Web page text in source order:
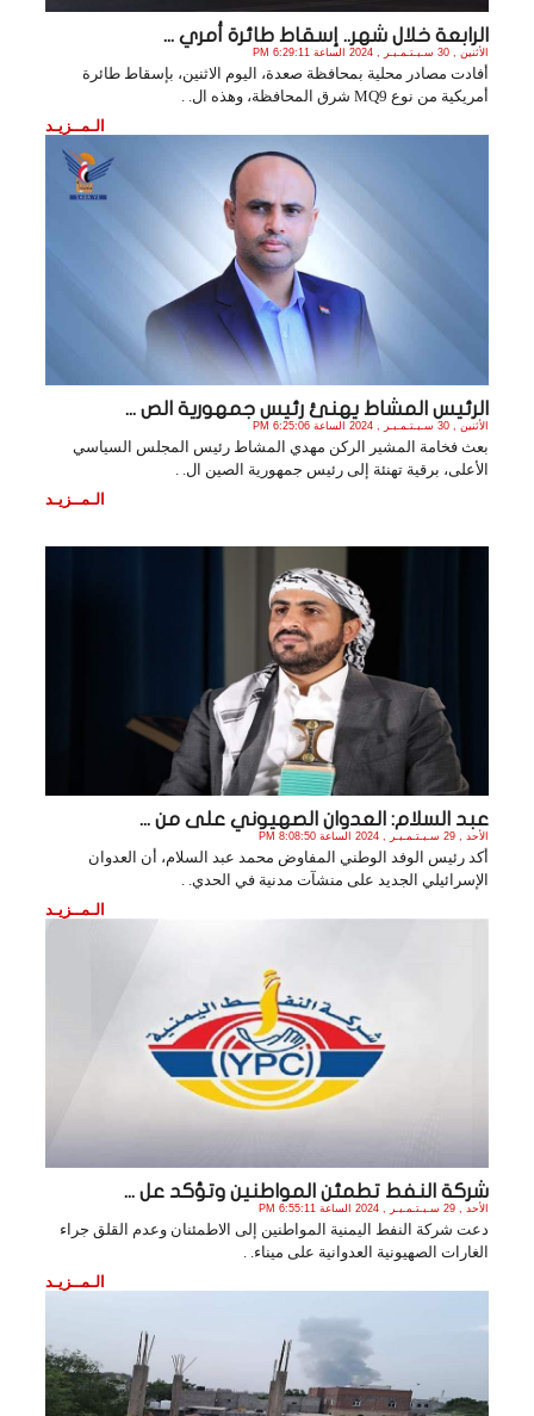
الرابعة خلال شهر.. إسقاط طائرة أمري ...
الأثنين , 30 سـبـتـمـبـر , 2024 الساعة 6:29:11 PM
أفادت مصادر محلية بمحافظة صعدة، اليوم الاثنين، بإسقاط طائرة
أمريكية من نوع MQ9 شرق المحافظة، وهذه ال. .
الـمــزيـد
الرئيس المشاط يهنئ رئيس جمهورية الص ...
الأثنين , 30 سـبـتـمـبـر , 2024 الساعة 6:25:06 PM
بعث فخامة المشير الركن مهدي المشاط رئيس المجلس السياسي
الأعلى، برقية تهنئة إلى رئيس جمهورية الصين ال. .
الـمــزيـد
عبد السلام: العدوان الصهيوني على من ...
الأحد , 29 سـبـتـمـبـر , 2024 الساعة 8:08:50 PM
أكد رئيس الوفد الوطني المفاوض محمد عبد السلام، أن العدوان
الإسرائيلي الجديد على منشآت مدنية في الحدي. .
الـمــزيـد
شركة النفط تطمئن المواطنين وتؤكد عل ...
الأحد , 29 سـبـتـمـبـر , 2024 الساعة 6:55:11 PM
دعت شركة النفط اليمنية المواطنين إلى الاطمئنان وعدم القلق جراء
الغارات الصهيونية العدوانية على ميناء. .
الـمــزيـد